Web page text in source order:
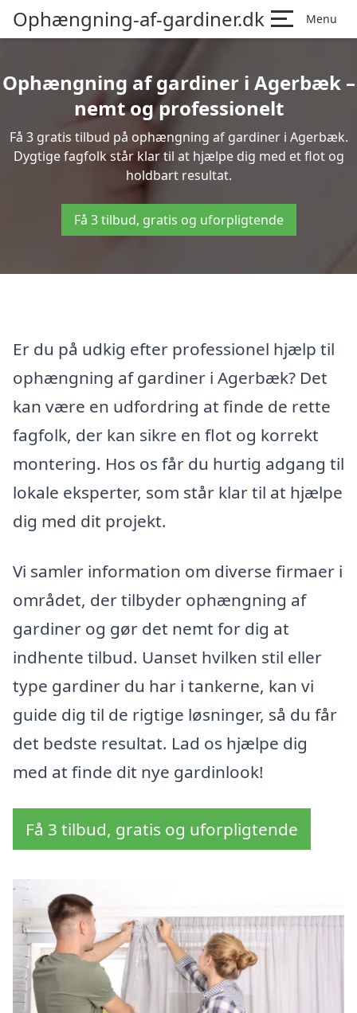
Ophængning-af-gardiner.dk Menu
Ophængning af gardiner i Agerbæk –
nemt og professionelt
Få 3 gratis tilbud på ophængning af gardiner i Agerbæk.
Dygtige fagfolk står klar til at hjælpe dig med et flot og
holdbart resultat.
Få 3 tilbud, gratis og uforpligtende
Er du på udkig efter professionel hjælp til
ophængning af gardiner i Agerbæk? Det
kan være en udfordring at finde de rette
fagfolk, der kan sikre en flot og korrekt
montering. Hos os får du hurtig adgang til
lokale eksperter, som står klar til at hjælpe
dig med dit projekt.
Vi samler information om diverse firmaer i
området, der tilbyder ophængning af
gardiner og gør det nemt for dig at
indhente tilbud. Uanset hvilken stil eller
type gardiner du har i tankerne, kan vi
guide dig til de rigtige løsninger, så du får
det bedste resultat. Lad os hjælpe dig
med at finde dit nye gardinlook!
Få 3 tilbud, gratis og uforpligtende